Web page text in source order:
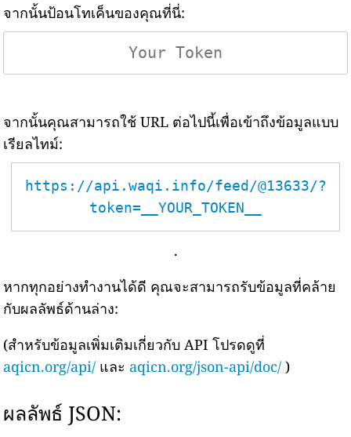
จากนั้นป้อนโทเค็นของคุณที่นี่:
จากนั้นคุณสามารถใช้ URL ต่อไปนี้เพื่อเข้าถึงข้อมูลแบบ
เรียลไทม์:
https://api.waqi.info/feed/@13633/?
token=__YOUR_TOKEN__
.
หากทุกอย่างทำงานได้ดี คุณจะสามารถรับข้อมูลที่คล้าย
กับผลลัพธ์ด้านล่าง:
(สำหรับข้อมูลเพิ่มเติมเกี่ยวกับ API โปรดดูที่
aqicn.org/api/ และ aqicn.org/json-api/doc/ )
ผลลัพธ์ JSON: